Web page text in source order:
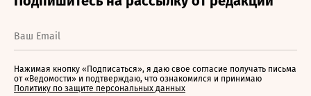
Нажимая кнопку «Подписаться», я даю свое согласие получать письма
от «Ведомости» и подтверждаю, что ознакомился и принимаю
Политику по защите персональных данных